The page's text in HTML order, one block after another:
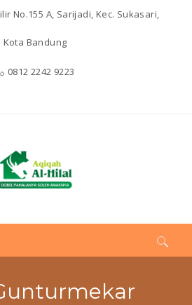
No.155 A, Sarijadi, Kec. Sukasari,
Kota Bandung
0812 2242 9223